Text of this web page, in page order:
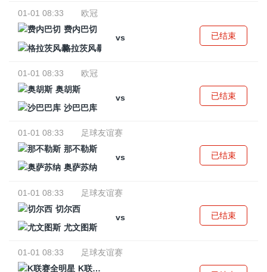
01-01 08:33
欧冠
费内巴切
vs
格拉茨风暴
已结束
01-01 08:33
欧冠
奥胡斯
vs
沙巴巴库
已结束
01-01 08:33
足球友谊赛
那不勒斯
vs
奥萨苏纳
已结束
01-01 08:33
足球友谊赛
切尔西
vs
尤文图斯
已结束
01-01 08:33
足球友谊赛
K联赛全明星